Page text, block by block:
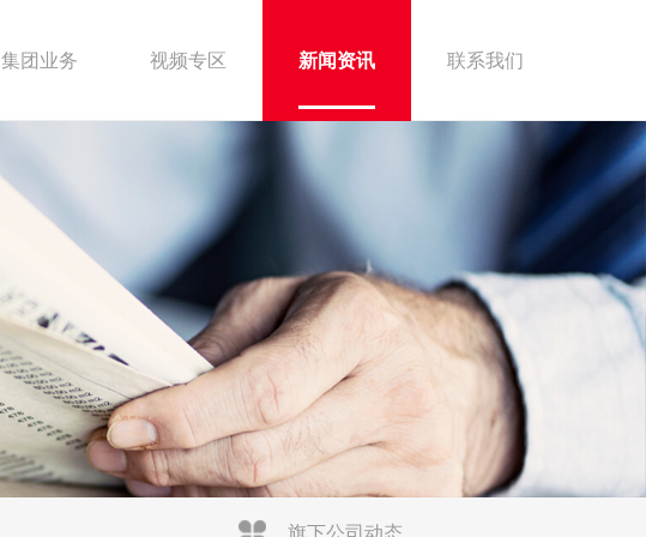
集团业务 视频专区 新闻资讯 联系我们
旗下公司动态